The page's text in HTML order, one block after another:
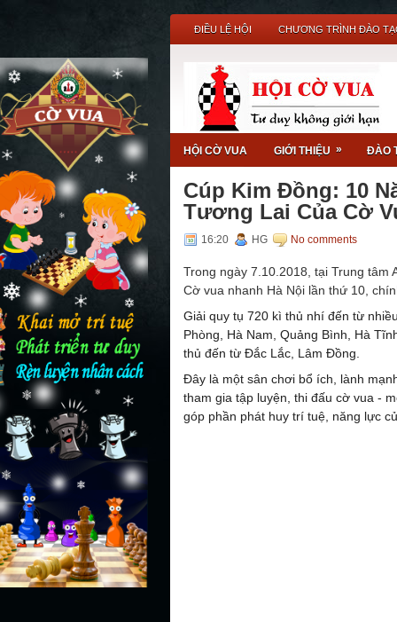
ĐIỀU LỆ HỘI CHƯƠNG TRÌNH ĐÀO
mở trí tuệ, kích
HỘI CỜ VUA GIỚI THIỆU » ĐÀO
Cúp Kim Đồng: 10
Tương Lai Của Cờ
16:20 HG No comments
Trong ngày 7.10.2018, tại Trung
Cờ vua nhanh Hà Nội lần thứ 10,
Giải quy tụ 720 kì thủ nhí đến từ
Phòng, Hà Nam, Quảng Bình, Hà
thủ đến từ Đắc Lắc, Lâm Đồng.
Đây là một sân chơi bổ ích, lành
tham gia tập luyện, thi đấu cờ vua -
góp phần phát huy trí tuệ, năng lực